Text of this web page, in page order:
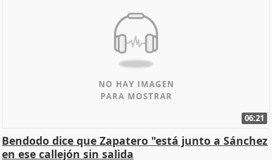
06:21
Bendodo dice que Zapatero "está junto a Sánchez
en ese callejón sin salida